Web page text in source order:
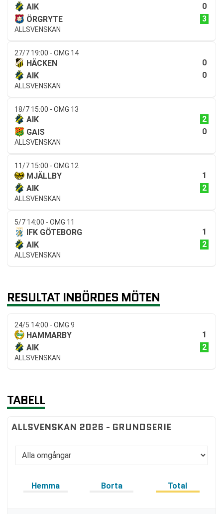
AIK
0
ÖRGRYTE
3
ALLSVENSKAN
27/7 19:00 - OMG 14
HÄCKEN
0
AIK
0
ALLSVENSKAN
18/7 15:00 - OMG 13
AIK
2
GAIS
0
ALLSVENSKAN
11/7 15:00 - OMG 12
MJÄLLBY
1
AIK
2
ALLSVENSKAN
5/7 14:00 - OMG 11
IFK GÖTEBORG
1
AIK
2
ALLSVENSKAN
RESULTAT INBÖRDES MÖTEN
24/5 14:00 - OMG 9
HAMMARBY
1
AIK
2
ALLSVENSKAN
TABELL
ALLSVENSKAN 2026 - GRUNDSERIE
Hemma Borta Total